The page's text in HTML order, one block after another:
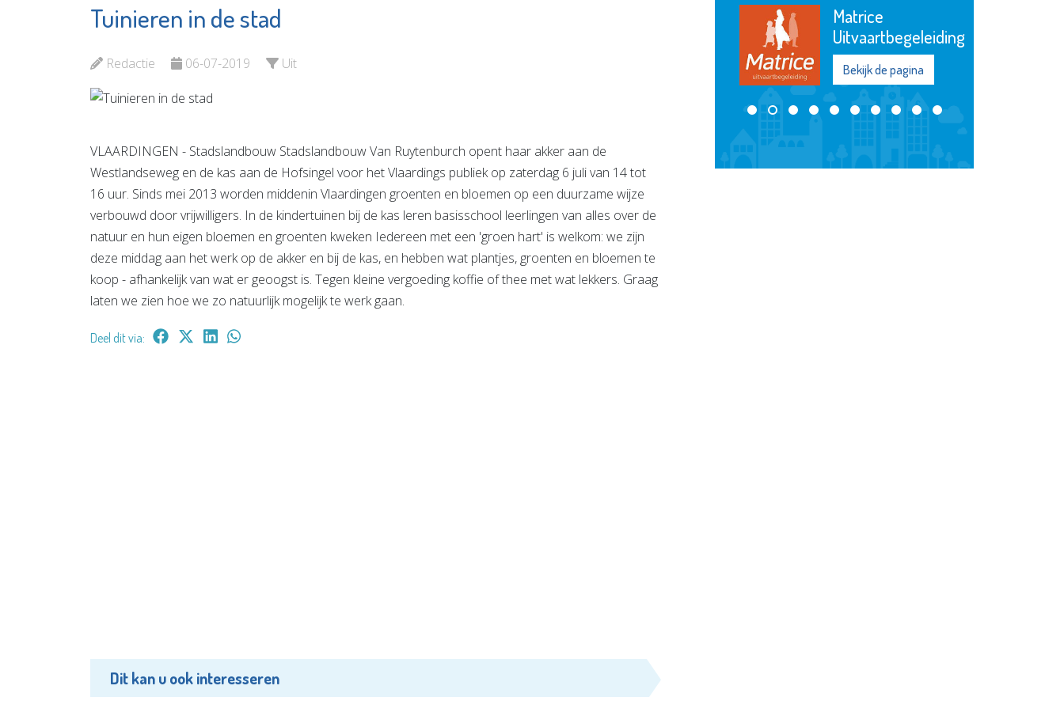
Tuinieren in de stad
Redactie 06-07-2019 Uit
VLAARDINGEN - Stadslandbouw Stadslandbouw Van Ruytenburch opent haar akker aan de
Westlandseweg en de kas aan de Hofsingel voor het Vlaardings publiek op zaterdag 6 juli van 14 tot
16 uur. Sinds mei 2013 worden middenin Vlaardingen groenten en bloemen op een duurzame wijze
verbouwd door vrijwilligers. In de kindertuinen bij de kas leren basisschool leerlingen van alles over de
natuur en hun eigen bloemen en groenten kweken Iedereen met een 'groen hart' is welkom: we zijn
deze middag aan het werk op de akker en bij de kas, en hebben wat plantjes, groenten en bloemen te
koop - afhankelijk van wat er geoogst is. Tegen kleine vergoeding koffie of thee met wat lekkers. Graag
laten we zien hoe we zo natuurlijk mogelijk te werk gaan.
Deel dit via:
Dit kan u ook interesseren
Scholengemeenschap
Bekijk de pagina
Matrice
Uitvaartbegeleiding
Bekijk de pagina